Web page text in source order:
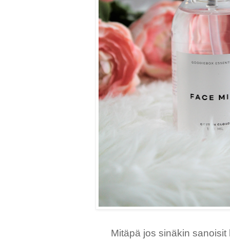
Mitäpä jos sinäkin